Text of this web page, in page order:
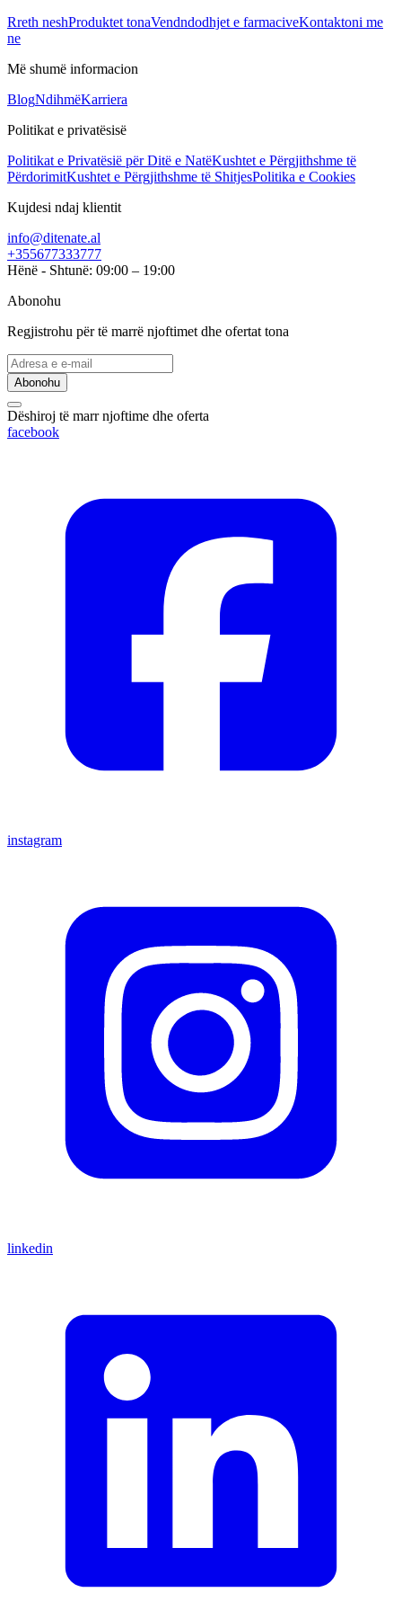
Rreth neshProduktet tonaVendndodhjet e farmaciveKontaktoni me
ne
Më shumë informacion
BlogNdihmëKarriera
Politikat e privatësisë
Politikat e Privatësië për Ditë e NatëKushtet e Përgjithshme të
PërdorimitKushtet e Përgjithshme të ShitjesPolitika e Cookies
Kujdesi ndaj klientit
info@ditenate.al
+355677333777
Hënë - Shtunë: 09:00 – 19:00
Abonohu
Regjistrohu për të marrë njoftimet dhe ofertat tona
Abonohu
Dëshiroj të marr njoftime dhe oferta
facebook
instagram
linkedin